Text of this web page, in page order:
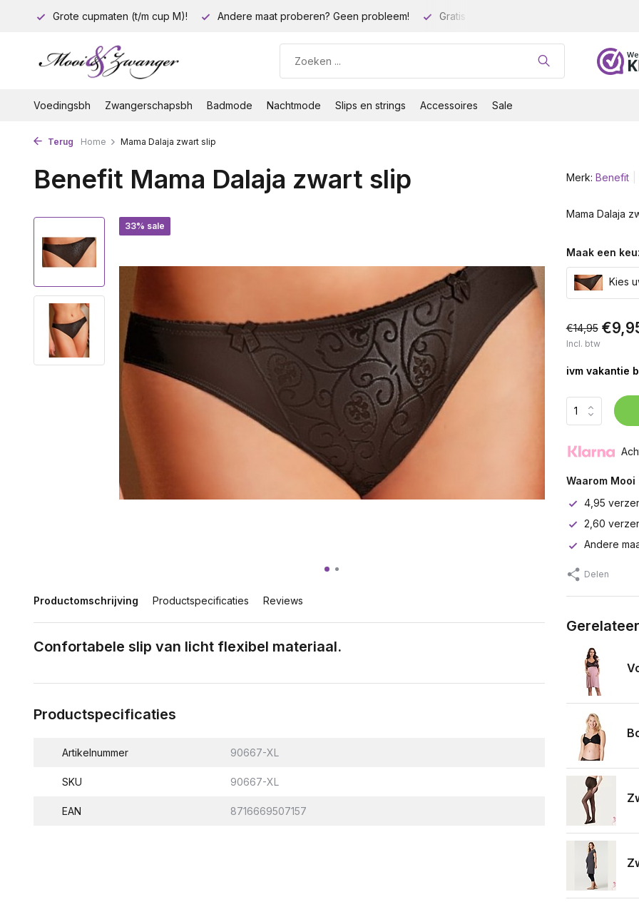
Grote cupmaten (t/m cup M)! Andere maat proberen? Geen probleem! Gratis verzending vanaf 35 euro!
Voedingsbh Zwangerschapsbh Badmode Nachtmode Slips en strings Accessoires Sale
Terug Home Mama Dalaja zwart slip
Benefit Mama Dalaja zwart slip
33% sale
Productomschrijving Productspecificaties Reviews
Confortabele slip van licht flexibel materiaal.
Productspecificaties
Artikelnummer 90667-XL
SKU 90667-XL
EAN 8716669507157
Merk: Benefit
Mama Dalaja
Maak een
Kies
€14,95
Incl. btw
ivm vakantie
Waarom Mooi
4,95
2,60
Andere
Delen